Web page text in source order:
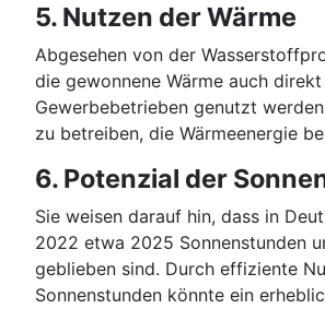
5. Nutzen der Wärme
Abgesehen von der
die gewonnene Wärme auch
Gewerbebetrieben genutzt
zu betreiben, die Wärmeenergie
6. Potenzial der
Sie weisen darauf hin, dass in
2022 etwa 2025 Sonnenstunden
geblieben sind. Durch effiziente
Sonnenstunden könnte ein